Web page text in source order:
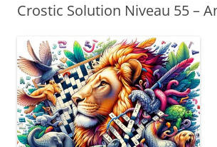
Crostic Solution Niveau 55 –